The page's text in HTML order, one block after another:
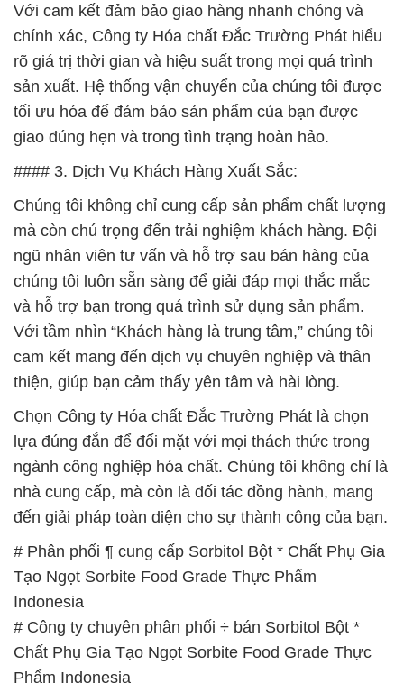
Với cam kết đảm bảo giao hàng nhanh chóng và
chính xác, Công ty Hóa chất Đắc Trường Phát hiểu
rõ giá trị thời gian và hiệu suất trong mọi quá trình
sản xuất. Hệ thống vận chuyển của chúng tôi được
tối ưu hóa để đảm bảo sản phẩm của bạn được
giao đúng hẹn và trong tình trạng hoàn hảo.
#### 3. Dịch Vụ Khách Hàng Xuất Sắc:
Chúng tôi không chỉ cung cấp sản phẩm chất lượng
mà còn chú trọng đến trải nghiệm khách hàng. Đội
ngũ nhân viên tư vấn và hỗ trợ sau bán hàng của
chúng tôi luôn sẵn sàng để giải đáp mọi thắc mắc
và hỗ trợ bạn trong quá trình sử dụng sản phẩm.
Với tầm nhìn “Khách hàng là trung tâm,” chúng tôi
cam kết mang đến dịch vụ chuyên nghiệp và thân
thiện, giúp bạn cảm thấy yên tâm và hài lòng.
Chọn Công ty Hóa chất Đắc Trường Phát là chọn
lựa đúng đắn để đối mặt với mọi thách thức trong
ngành công nghiệp hóa chất. Chúng tôi không chỉ là
nhà cung cấp, mà còn là đối tác đồng hành, mang
đến giải pháp toàn diện cho sự thành công của bạn.
# Phân phối ¶ cung cấp Sorbitol Bột * Chất Phụ Gia
Tạo Ngọt Sorbite Food Grade Thực Phẩm
Indonesia
# Công ty chuyên phân phối ÷ bán Sorbitol Bột *
Chất Phụ Gia Tạo Ngọt Sorbite Food Grade Thực
Phẩm Indonesia